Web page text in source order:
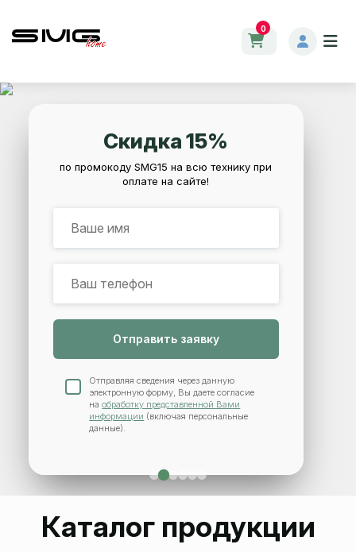
0
Скидка 15%
по промокоду SMG15 на всю технику при
оплате на сайте!
Отправить заявку
Отправляя сведения через данную
электронную форму, Вы даете согласие
наобработку представленной Вами
информации (включая персональные
данные).
Каталог продукции